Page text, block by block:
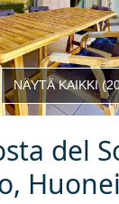
NÄYTÄ KAIKKI(
del